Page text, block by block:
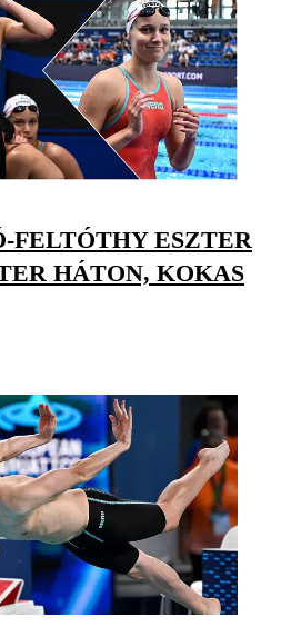
FELTÓTHY ESZTER
HÁTON, KOKAS